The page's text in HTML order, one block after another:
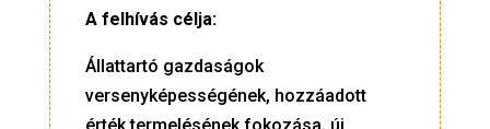
A felhívás célja:
Állattartó gazdaságok
versenyképességének, hozzáadott